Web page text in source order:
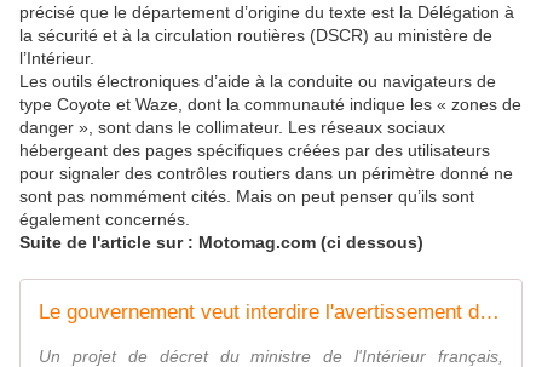
précisé que le département d’origine du texte est la Délégation à
la sécurité et à la circulation routières (DSCR) au ministère de
l’Intérieur.
Les outils électroniques d’aide à la conduite ou navigateurs de
type Coyote et Waze, dont la communauté indique les « zones de
danger », sont dans le collimateur. Les réseaux sociaux
hébergeant des pages spécifiques créées par des utilisateurs
pour signaler des contrôles routiers dans un périmètre donné ne
sont pas nommément cités. Mais on peut penser qu’ils sont
également concernés.
Suite de l'article sur : Motomag.com (ci dessous)
Le gouvernement veut interdire l'avertissement des contrôles routiers
Un projet de décret du ministre de l'Intérieur français,